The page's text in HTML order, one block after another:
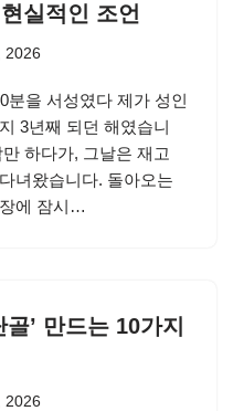
실적인 조언
2026
분을 서성였다 제가 성인
3년째 되던 해였습니
하다가, 그날은 재고
녀왔습니다. 돌아오는
에 잠시…
’ 만드는 10가지
2026